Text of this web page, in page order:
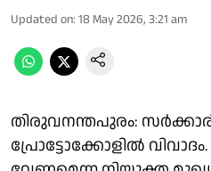
Updated on: 18 May 2026, 3:21 am
തിരുവനന്തപുരം:
പ്രോട്ടോക്കോളിൽ